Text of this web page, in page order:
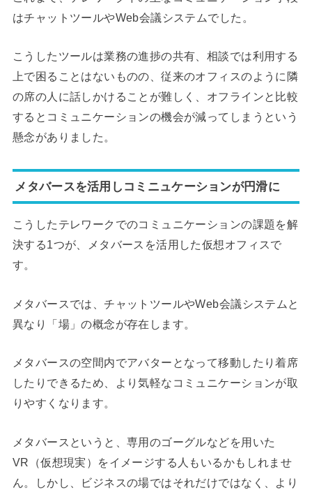
はチャットツールやWeb会議システムでした。
こうしたツールは業務の進捗の共有、相談では利用する
上で困ることはないものの、従来のオフィスのように隣
の席の人に話しかけることが難しく、オフラインと比較
するとコミュニケーションの機会が減ってしまうという
懸念がありました。
メタバースを活用しコミニュケーションが円滑に
こうしたテレワークでのコミュニケーションの課題を解
決する1つが、メタバースを活用した仮想オフィスで
す。
メタバースでは、チャットツールやWeb会議システムと
異なり「場」の概念が存在します。
メタバースの空間内でアバターとなって移動したり着席
したりできるため、より気軽なコミュニケーションが取
りやすくなります。
メタバースというと、専用のゴーグルなどを用いた
VR（仮想現実）をイメージする人もいるかもしれませ
ん。しかし、ビジネスの場ではそれだけではなく、より